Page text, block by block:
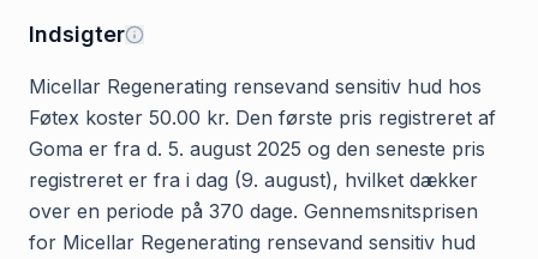
Indsigter
Micellar Regenerating rensevand sensitiv hud hos
Føtex koster 50.00 kr. Den første pris registreret af
Goma er fra d. 5. august 2025 og den seneste pris
registreret er fra i dag (9. august), hvilket dækker
over en periode på 370 dage. Gennemsnitsprisen
for Micellar Regenerating rensevand sensitiv hud